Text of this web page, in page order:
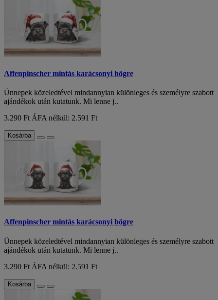
Affenpinscher mintás karácsonyi bögre
Ünnepek közeledtével mindannyian különleges és személyre szabott
ajándékok után kutatunk. Mi lenne j..
3.290 Ft ÁFA nélkül: 2.591 Ft
Kosárba
Affenpinscher mintás karácsonyi bögre
Ünnepek közeledtével mindannyian különleges és személyre szabott
ajándékok után kutatunk. Mi lenne j..
3.290 Ft ÁFA nélkül: 2.591 Ft
Kosárba